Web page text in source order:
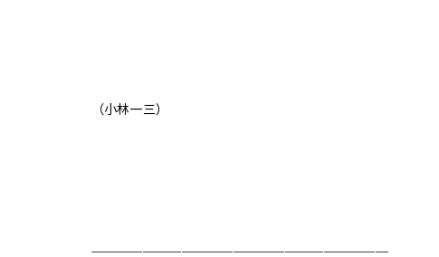
（小林一三）